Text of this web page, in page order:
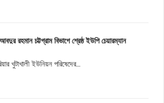
রহমান চট্টগ্রাম বিভাগে শ্রেষ্ঠ ইউপি চেয়ারম্যান
খুটাখালী ইউনিয়ন পরিষেদের...